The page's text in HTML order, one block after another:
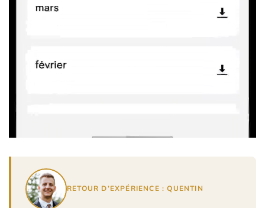
RETOUR D’EXPÉRIENCE : QUENTIN